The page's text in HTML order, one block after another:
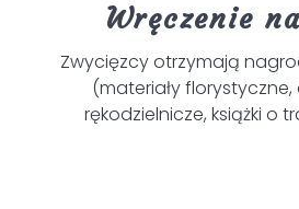
Wręczenie
Zwycięzcy otrzymają
(materiały florystyczne,
rękodzielnicze, książki o